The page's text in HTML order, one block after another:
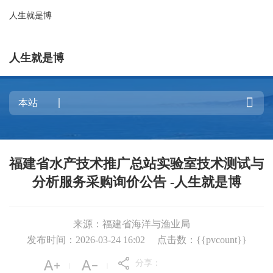
人生就是博
人生就是博

福建省水产技术推广总站实验室技术测试与
分析服务采购询价公告 -人生就是博
来源：福建省海洋与渔业局
发布时间：2026-03-24 16:02
点击数：{{pvcount}}
分享：